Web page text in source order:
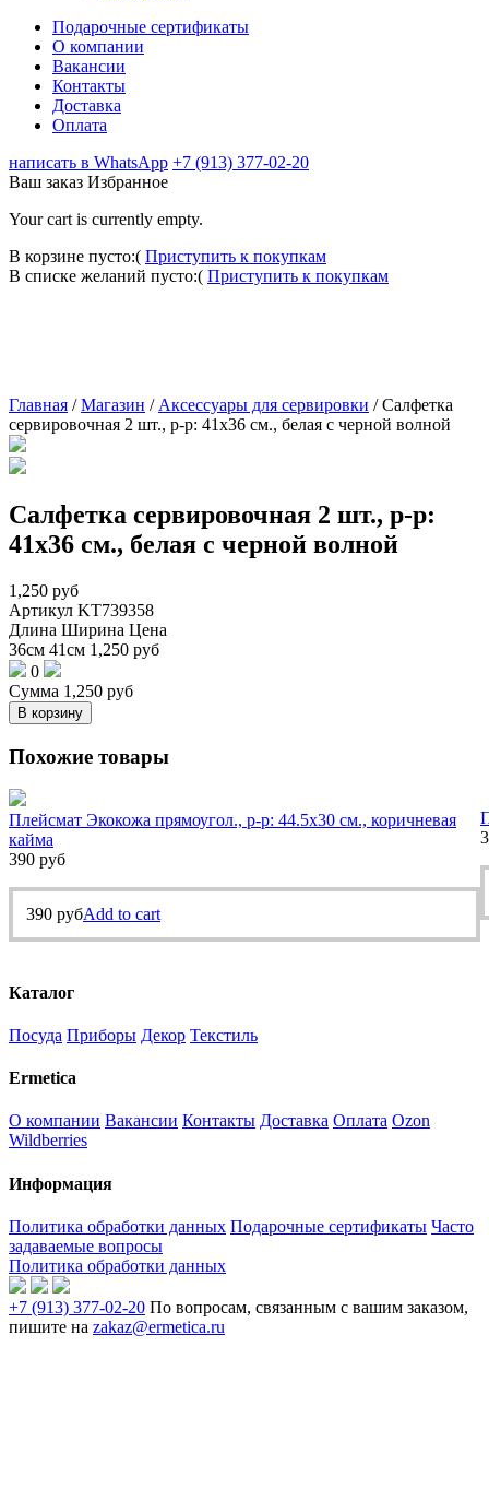
Подарочные сертификаты
О компании
Вакансии
Контакты
Доставка
Оплата
написать в WhatsApp +7 (913) 377-02-20
Ваш заказ Избранное
Your cart is currently empty.
В корзине пусто:( Приступить к покупкам
В списке желаний пусто:( Приступить к покупкам
Главная /Магазин / Аксессуары для сервировки /Салфетка
сервировочная 2 шт., р-р: 41х36 см., белая с черной волной
Салфетка сервировочная 2 шт., р-р:
41х36 см., белая с черной волной
1,250 руб
Артикул KT739358
Длина Ширина Цена
36см 41см 1,250 руб
0
Сумма 1,250 руб
В корзину
Похожие товары
Плейсмат Экокожа прямоугол., р-р: 44.5х30 см., коричневая
кайма
390 руб
390 рубAdd to cart
Каталог
Посуда Приборы Декор Текстиль
Ermetica
О компании Вакансии Контакты Доставка Оплата Ozon
Wildberries
Информация
Политика обработки данных Подарочные сертификаты Часто
задаваемые вопросы
Политика обработки данных
+7 (913) 377-02-20 По вопросам, связанным с вашим заказом,
пишите на zakaz@ermetica.ru